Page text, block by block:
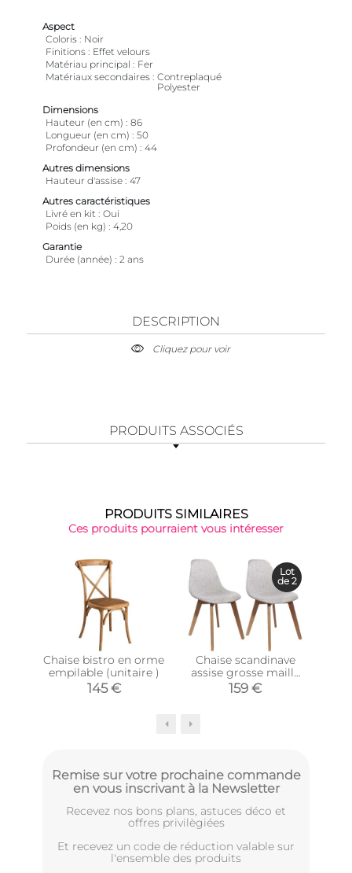
Aspect
Coloris
Noir
Finitions
Effet velours
Matériau principal
Fer
Matériaux secondaires Contreplaqué
Polyester
Dimensions
Hauteur (en cm)
86
Longueur (en cm)
50
Profondeur (en cm)
44
Autres dimensions
Hauteur d'assise 47
Autres caractéristiques
Livré en kit Oui
Poids (en kg)
4,20
Garantie
Durée (année)
2 ans
DESCRIPTION
Cliquez pour voir
PRODUITS ASSOCIÉS
PRODUITS SIMILAIRES
Ces produits pourraient vous intéresser
Chaise bistro en orme
empilable (unitaire )
145 €
Chaise scandinave
assise grosse maille
(Lot de 2) (Gris)
159 €
Lot
de 2
Remise sur votre prochaine commande
en vous inscrivant à la Newsletter
Recevez nos bons plans, astuces déco et
offres privilègiées
Et recevez un code de réduction valable sur
l'ensemble des produits